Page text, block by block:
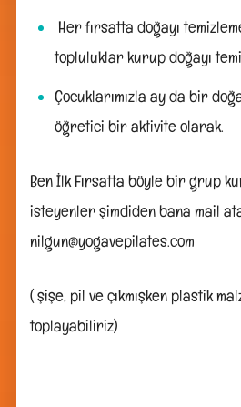
Her fırsatta doğayı
topluluklar kurup doğayı
Çocuklarımızla ay da bir
öğretici bir aktivite olarak.
Ben İlk Fırsatta böyle bir grup
isteyenler şimdiden bana mail
nilgun@yogavepilates.com
( şişe, pil ve çıkmışken plastik
toplayabiliriz)